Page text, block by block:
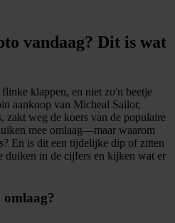
vandaag? Dit is wat
klappen, en niet zo'n beetje
aankoop van Micheal Sailor,
zakt weg de koers van de populaire
mee omlaag—maar waarom
En is dit een tijdelijke dip of zitten
duiken in de cijfers en kijken wat er